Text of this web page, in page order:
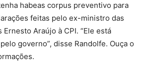
habeas corpus preventivo para
feitas pelo ex-ministro das
Araújo à CPI. “Ele está
governo”, disse Randolfe. Ouça o